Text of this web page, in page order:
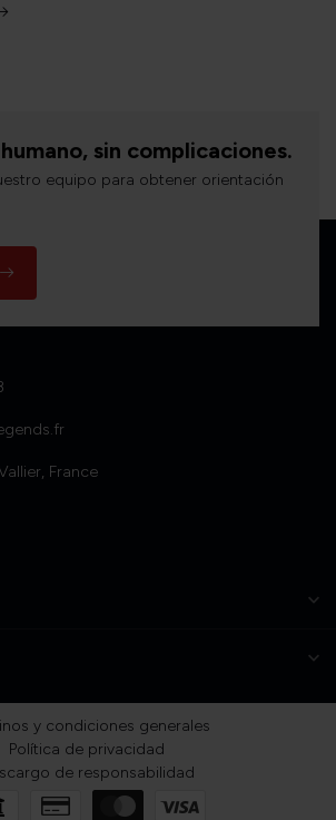
sin complicaciones.
equipo para obtener orientación
France
y condiciones generales
Política de privacidad
de responsabilidad